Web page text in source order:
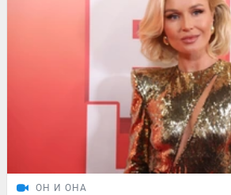
ОН И ОНА